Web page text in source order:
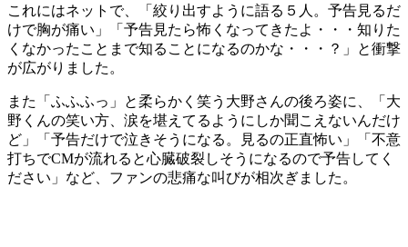
これにはネットで、「絞り出すように語る５人。予告見るだ
けで胸が痛い」「予告見たら怖くなってきたよ・・・知りた
くなかったことまで知ることになるのかな・・・？」と衝撃
が広がりました。
また「ふふふっ」と柔らかく笑う大野さんの後ろ姿に、「大
野くんの笑い方、涙を堪えてるようにしか聞こえないんだけ
ど」「予告だけで泣きそうになる。見るの正直怖い」「不意
打ちでCMが流れると心臓破裂しそうになるので予告してく
ださい」など、ファンの悲痛な叫びが相次ぎました。